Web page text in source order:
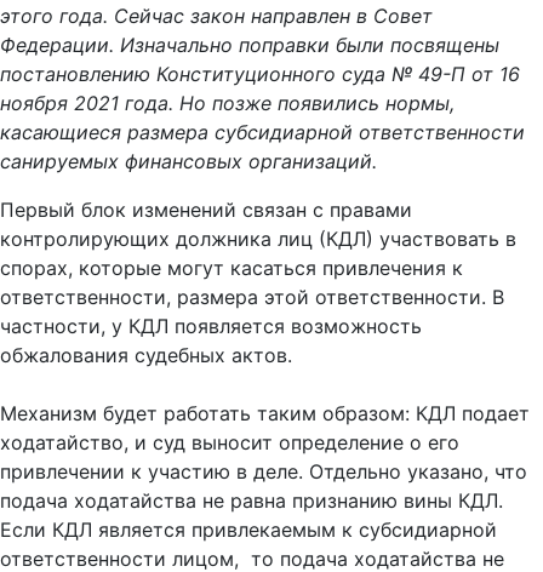
этого года. Сейчас закон направлен в Совет
Федерации. Изначально поправки были посвящены
постановлению Конституционного суда № 49-П от 16
ноября 2021 года. Но позже появились нормы,
касающиеся размера субсидиарной ответственности
санируемых финансовых организаций.
Первый блок изменений связан с правами
контролирующих должника лиц (КДЛ) участвовать в
спорах, которые могут касаться привлечения к
ответственности, размера этой ответственности. В
частности, у КДЛ появляется возможность
обжалования судебных актов.
Механизм будет работать таким образом: КДЛ подает
ходатайство, и суд выносит определение о его
привлечении к участию в деле. Отдельно указано, что
подача ходатайства не равна признанию вины КДЛ.
Если КДЛ является привлекаемым к субсидиарной
ответственности лицом, то подача ходатайства не